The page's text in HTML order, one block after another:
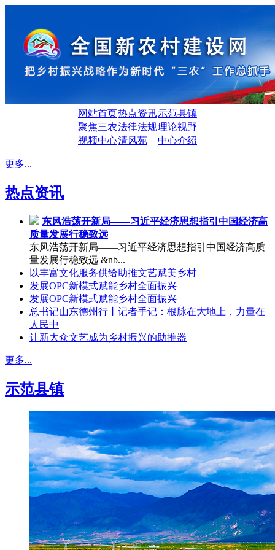
网站首页热点资讯示范县镇
聚焦三农法律法规理论视野
视频中心清风苑 中心介绍
更多...
热点资讯
东风浩荡开新局——习近平经济思想指引中国经济高
质量发展行稳致远
东风浩荡开新局——习近平经济思想指引中国经济高质
量发展行稳致远 &nb...
以丰富文化服务供给助推文艺赋美乡村
发展OPC新模式赋能乡村全面振兴
发展OPC新模式赋能乡村全面振兴
总书记山东德州行丨记者手记：根脉在大地上，力量在
人民中
让新大众文艺成为乡村振兴的助推器
更多...
示范县镇